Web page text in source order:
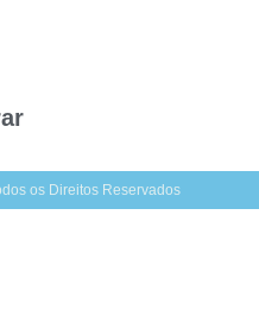
os Direitos Reservados